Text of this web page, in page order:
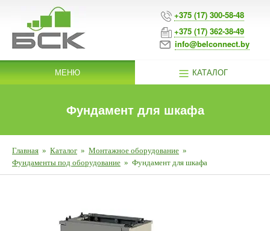
+375 (17) 300-58-48
+375 (17) 362-38-49
info@belconnect.by
МЕНЮ КАТАЛОГ
Фундамент для шкафа
Главная » Каталог » Монтажное оборудование »
Фундаменты под оборудование » Фундамент для шкафа